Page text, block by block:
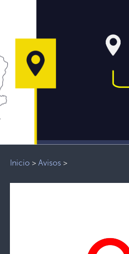
Inicio > Avisos >